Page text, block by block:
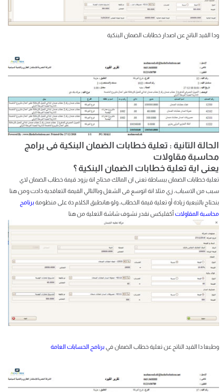
ودا القيد الناتج عن اصدار خطابات الضمان البنكية
الحالة التانية : تعلية خطابات الضمان البنكية فى برامج
محاسبة مقاولات
يعنى اية تعلية خطابات الضمان البنكية ؟
تعلية خطابات الضمان ببساطة تعنى ان المالك محتاج انة يزود قيمة خطاب الضمان لاي
سبب من الاسباب، زي مثلا انة اتوسع فى الشغل وباالتالي القيمة التعاقدية ذادت ومن هنا
بنحتاج بالتبعية زيادة أو تعلية قيمة الخطاب، ولو هانطبق الكلام دة على منظومةبرنامج
محاسبة المقاولات أكفليكس نقدر نشوف شاشة التعلية من هنا
وطبعا دا القيد الناتج عن تعلية خطاب الضمان فيبرنامج الحسابات العامة